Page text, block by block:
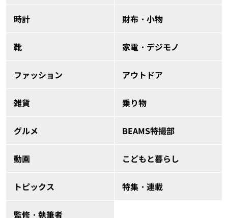
時計 財布・小物
靴 家電・デジモノ
ファッション アウトドア
雑貨 乗り物
グルメ BEAMS特撮部
動画 こどもと暮らし
トピックス 特集・連載
監修・執筆者